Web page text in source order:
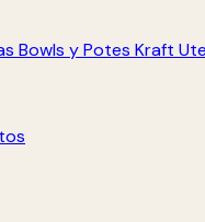
Bowls y Potes Kraft